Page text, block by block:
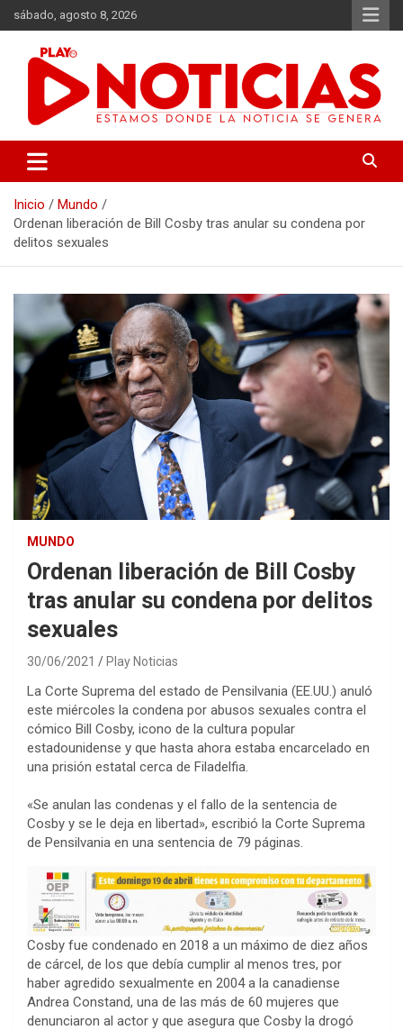
Saltar
al
contenido
sábado, agosto 8, 2026
Play Noticias
Inicio
Mundo
Ordenan liberación de Bill Cosby tras anular su condena por
delitos sexuales
MUNDO
Ordenan liberación de Bill Cosby
tras anular su condena por delitos
sexuales
30/06/2021 Play Noticias
La Corte Suprema del estado de Pensilvania (EE.UU.) anuló
este miércoles la condena por abusos sexuales contra el
cómico Bill Cosby, icono de la cultura popular
estadounidense y que hasta ahora estaba encarcelado en
una prisión estatal cerca de Filadelfia.
«Se anulan las condenas y el fallo de la sentencia de
Cosby y se le deja en libertad», escribió la Corte Suprema
de Pensilvania en una sentencia de 79 páginas.
Cosby fue condenado en 2018 a un máximo de diez años
de cárcel, de los que debía cumplir al menos tres, por
haber agredido sexualmente en 2004 a la canadiense
Andrea Constand, una de las más de 60 mujeres que
denunciaron al actor y que asegura que Cosby la drogó